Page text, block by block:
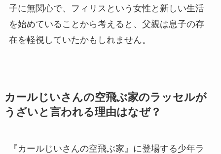
子に無関心で、フィリスという女性と新しい生活
を始めていることから考えると、父親は息子の存
在を軽視していたかもしれません。
カールじいさんの空飛ぶ家のラッセルが
うざいと言われる理由はなぜ？
『カールじいさんの空飛ぶ家』に登場する少年ラ